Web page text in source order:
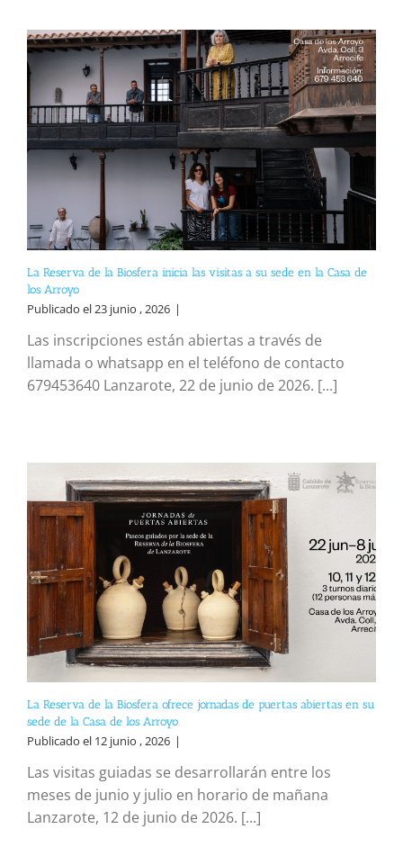
La Reserva de la Biosfera inicia las visitas a su sede en la Casa de
los Arroyo
Publicado el 23 junio , 2026 |
Las inscripciones están abiertas a través de
llamada o whatsapp en el teléfono de contacto
679453640 Lanzarote, 22 de junio de 2026. [...]
La Reserva de la Biosfera ofrece jornadas de puertas abiertas en su
sede de la Casa de los Arroyo
Publicado el 12 junio , 2026 |
Las visitas guiadas se desarrollarán entre los
meses de junio y julio en horario de mañana
Lanzarote, 12 de junio de 2026. [...]